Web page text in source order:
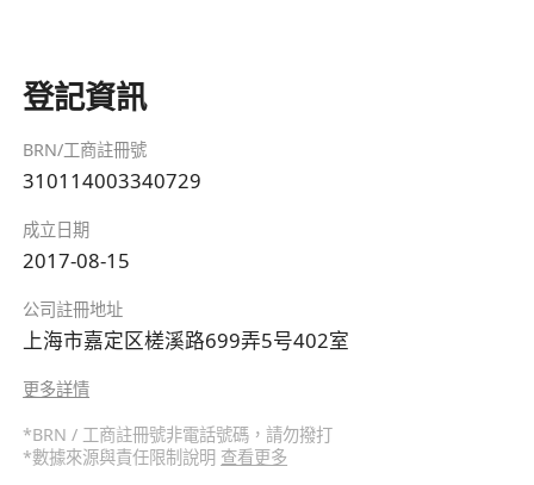
登記資訊
BRN/工商註冊號
310114003340729
成立日期
2017-08-15
公司註冊地址
上海市嘉定区槎溪路699弄5号402室
更多詳情
*BRN / 工商註冊號非電話號碼，請勿撥打
*數據來源與責任限制說明 查看更多